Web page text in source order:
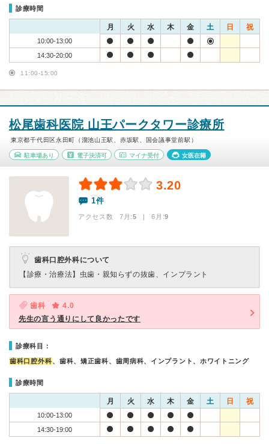
診療時間
月 火 水 木 金 土 日 祝
10:00-13:00
14:30-20:00
11:00-15:00
松尾歯科医院 山王パークタワー診療所
東京都千代田区永田町（溜池山王駅、赤坂駅、国会議事堂前駅）
駐車場あり 電子決済可 マイナ受付 女医在籍
3.20
1件
アクセス数 7月:5 | 6月:9
歯科口腔外科について
【診療・治療法】 虫歯・親知らずの抜歯、インプラント
歯科
4.0
先生の言う通りにして良かったです
診療科目：
歯科口腔外科、歯科、矯正歯科、歯周病科、インプラント、ホワイトニング
診療時間
月 火 水 木 金 土 日 祝
10:00-13:00
14:30-19:00